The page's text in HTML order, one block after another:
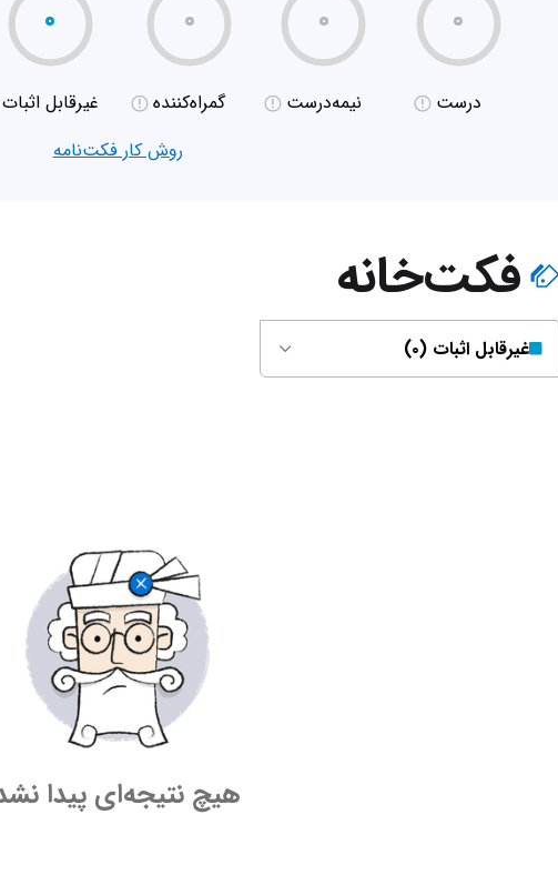
۰
درست
۰
نیمه‌درست
۰
گمراه‌کننده
۰
غیر‌قابل اثبات
روش کار فکت‌نامه
فکت‌خانه
غیر‌قابل اثبات (۰)
هیچ نتیجه‌ای پیدا